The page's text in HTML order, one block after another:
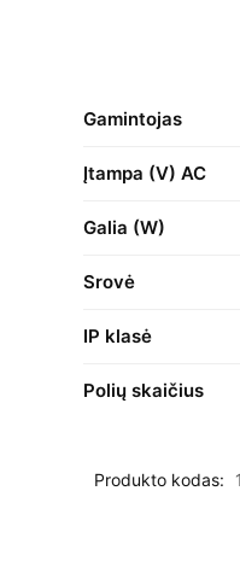
Gamintojas
Įtampa (V) AC
Galia (W)
Srovė
IP klasė
Polių skaičius
Produkto kodas: